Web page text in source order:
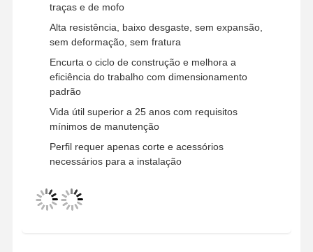
traças e de mofo
Alta resistência, baixo desgaste, sem expansão,
sem deformação, sem fratura
Encurta o ciclo de construção e melhora a
eficiência do trabalho com dimensionamento
padrão
Vida útil superior a 25 anos com requisitos
mínimos de manutenção
Perfil requer apenas corte e acessórios
necessários para a instalação